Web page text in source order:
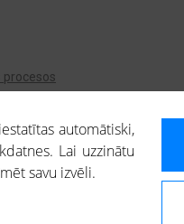
Portāla lietotājs, izmantojot
automātiski,
Lai uzzinātu
savu izvēli.